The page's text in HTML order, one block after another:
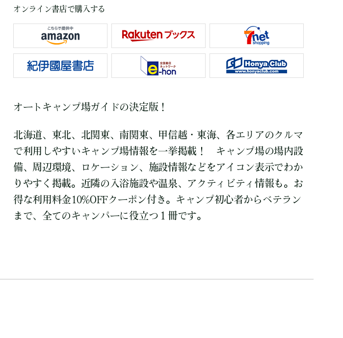
オンライン書店で購入する
オートキャンプ場ガイドの決定版！
北海道、東北、北関東、南関東、甲信越・東海、各エリアのクルマ
で利用しやすいキャンプ場情報を一挙掲載！ キャンプ場の場内設
備、周辺環境、ロケーション、施設情報などをアイコン表示でわか
りやすく掲載。近隣の入浴施設や温泉、アクティビティ情報も。お
得な利用料金10%OFFクーポン付き。キャンプ初心者からベテラン
まで、全てのキャンパーに役立つ１冊です。